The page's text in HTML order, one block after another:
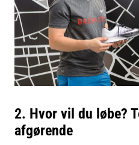
2. Hvor vil du løbe?
afgørende